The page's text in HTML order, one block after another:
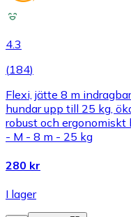
4.3
(184)
Flexi, jätte 8 m
hundar upp till 25 kg,
robust och
- M - 8 m - 25 kg
280 kr
I lager